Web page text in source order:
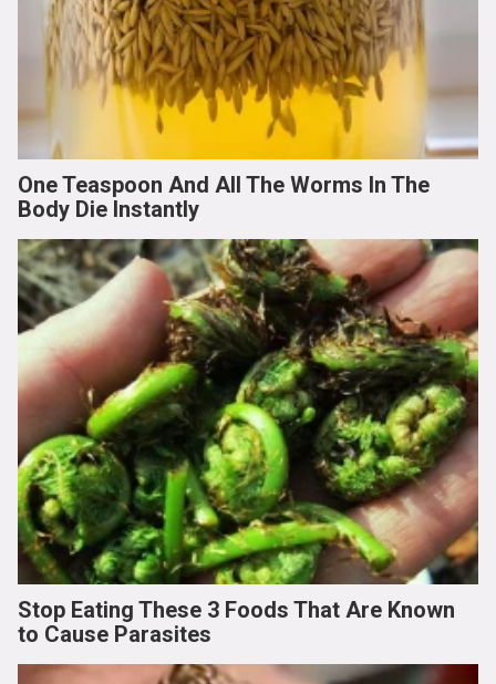
One Teaspoon And All The Worms In The
Body Die Instantly
Stop Eating These 3 Foods That Are Known
to Cause Parasites